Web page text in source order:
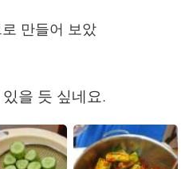
体中文
語
만들어 보았
을 듯 싶네요.